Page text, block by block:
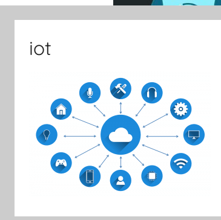
iot